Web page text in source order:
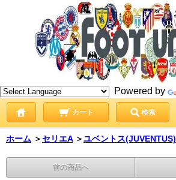
Powered by
カート 検索
ホーム ＞セリエA ＞ユベントス(JUVENTUS)
前の商品へ